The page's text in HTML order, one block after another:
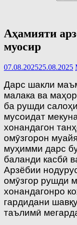
Аҳамияти
муосир
07.08.202525.08.2025
Дарс шакли
малака ва
ба рушди
мусоидат
хонандагон
омӯзгорон
муҳимми дарс
баланди касбӣ
Арзёбии
омӯзгор рушди
хонандагонро
гардидани
таълимӣ